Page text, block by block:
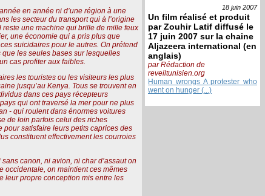
18 juin 2007
Un film réalisé et produit
par Zouhir Latif diffusé le
17 juin 2007 sur la chaine
Aljazeera international (en
anglais)
par Rédaction de
reveiltunisien.org
Human wrongs A protester who
went on hunger (...)
en année ni d’une région à une
les secteur du transport qui à l’origine
une machine qui brille de mille feux
une économie qui a pris plus que
suicidaires pour le autres. On prétend
les seules bases sur lesquelles
cas profiter aux faibles.
les touristes ou les visiteurs les plus
jusqu’au Kenya. Tous se trouvent en
dans ces pays récepteurs
qui ont traversé la mer pour ne plus
- qui roulent dans énormes voitures
de loin parfois celui des riches
satisfaire leurs petits caprices des
constituent effectivement les courroies
canon, ni avion, ni char d’assaut on
occidentale, on maintient ces mêmes
leur propre conception mis entre les